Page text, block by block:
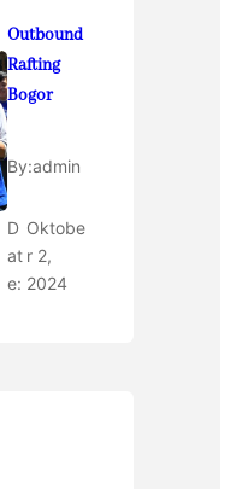
Outbound
Rafting
Bogor
By:admin
D
at
e:
Oktobe
r 2,
2024